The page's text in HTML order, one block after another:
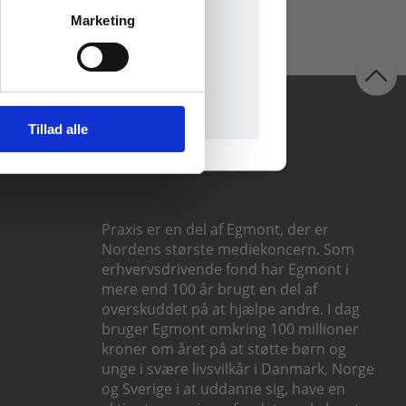
Marketing
Tillad alle
Praxis er en del af Egmont, der er
Nordens største mediekoncern. Som
erhvervsdrivende fond har Egmont i
mere end 100 år brugt en del af
overskuddet på at hjælpe andre. I dag
bruger Egmont omkring 100 millioner
kroner om året på at støtte børn og
unge i svære livsvilkår i Danmark, Norge
og Sverige i at uddanne sig, have en